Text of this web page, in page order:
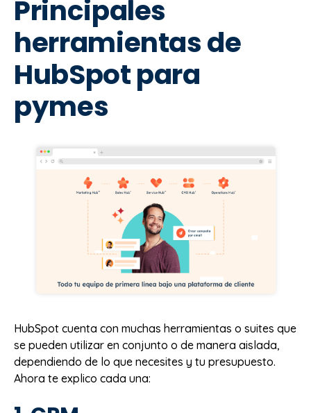
Principales
herramientas de
HubSpot para
pymes
HubSpot cuenta con muchas herramientas o suites que
se pueden utilizar en conjunto o de manera aislada,
dependiendo de lo que necesites y tu presupuesto.
Ahora te explico cada una: